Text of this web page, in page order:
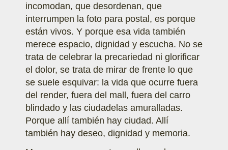
incomodan, que desordenan, que
interrumpen la foto para postal, es porque
están vivos. Y porque esa vida también
merece espacio, dignidad y escucha. No se
trata de celebrar la precariedad ni glorificar
el dolor, se trata de mirar de frente lo que
se suele esquivar: la vida que ocurre fuera
del render, fuera del mall, fuera del carro
blindado y las ciudadelas amuralladas.
Porque allí también hay ciudad. Allí
también hay deseo, dignidad y memoria.